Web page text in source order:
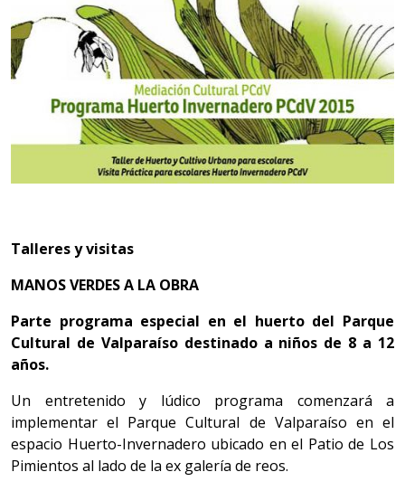
Talleres y visitas
MANOS VERDES A LA OBRA
Parte programa especial en el huerto del Parque
Cultural de Valparaíso destinado a niños de 8 a 12
años.
Un entretenido y lúdico programa comenzará a
implementar el Parque Cultural de Valparaíso en el
espacio Huerto-Invernadero ubicado en el Patio de Los
Pimientos al lado de la ex galería de reos.